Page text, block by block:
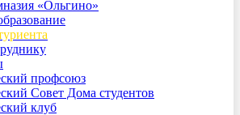
«Ольгино»
профсоюз
Совет Дома студентов
клуб